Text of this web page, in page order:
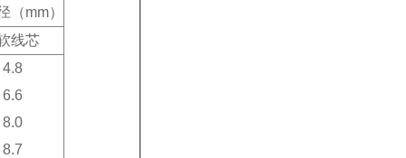
（mm）
线芯
4.8
8.0